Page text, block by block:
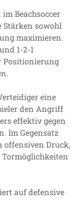
Beachsoccer
Stärken sowohl
maximieren.
1-2-1
Positionierung
eine
den Angriff
effektiv gegen
Im Gegensatz
offensiven Druck,
Tormöglichkeiten
auf defensive